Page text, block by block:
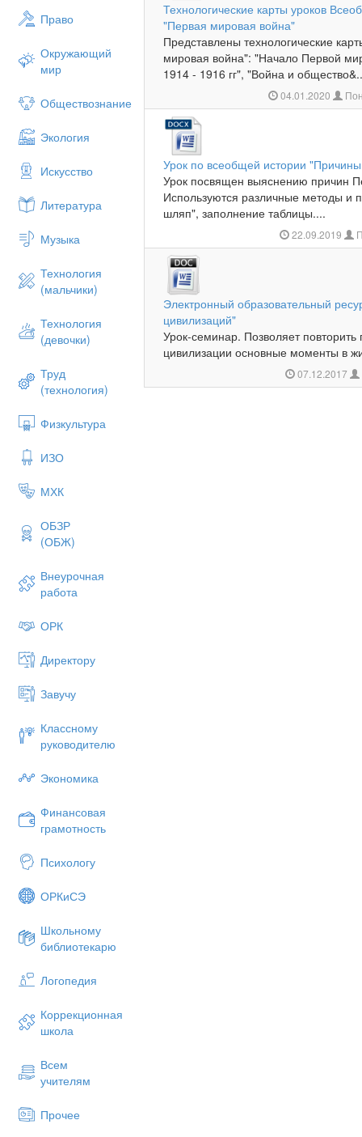
Право
Окружающий
мир
Обществознание
Экология
Искусство
Литература
Музыка
Технология
(мальчики)
Технология
(девочки)
Труд
(технология)
Физкультура
ИЗО
МХК
ОБЗР
(ОБЖ)
Внеурочная
работа
ОРК
Директору
Завучу
Классному
руководителю
Экономика
Финансовая
грамотность
Психологу
ОРКиСЭ
Школьному
библиотекарю
Логопедия
Коррекционная
школа
Всем
учителям
Прочее
Технологические карты уроков
"Первая мировая война"
Представлены технологические
мировая война": "Начало Первой
1914 - 1916 гг", "Война и
04.01.2020
Урок по всеобщей истории
Урок посвящен выяснению причин
Используются различные методы и
шляп", заполнение таблицы....
22.09.2019
Электронный образовательный
цивилизаций"
Урок-семинар. Позволяет
цивилизации основные моменты в
07.12.2017